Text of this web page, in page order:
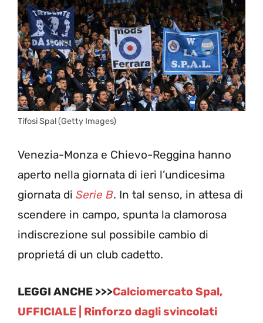
Tifosi Spal (Getty Images)
Venezia-Monza e Chievo-Reggina hanno
aperto nella giornata di ieri l’undicesima
giornata di Serie B. In tal senso, in attesa di
scendere in campo, spunta la clamorosa
indiscrezione sul possibile cambio di
proprietá di un club cadetto.
LEGGI ANCHE >>>Calciomercato Spal,
UFFICIALE | Rinforzo dagli svincolati